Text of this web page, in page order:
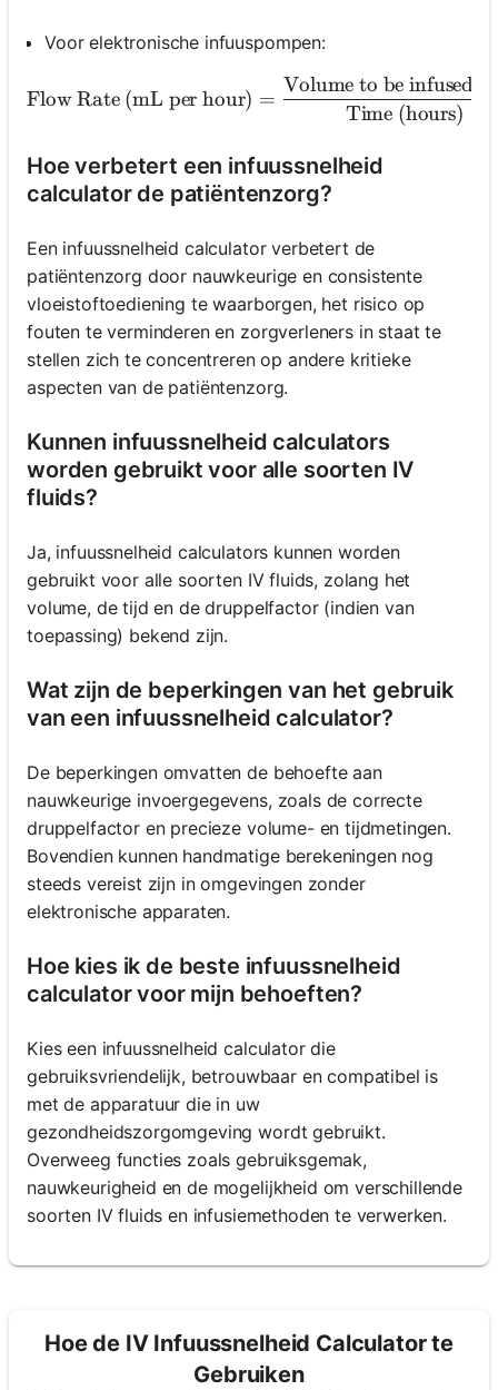
Voor elektronische infuuspompen:
\text{Flow Rate (mL
Flow Rate (mL per hour) =
Time (hours)
Volume to be infused
Hoe verbetert een infuussnelheid
calculator de patiëntenzorg?
Een infuussnelheid calculator verbetert de
patiëntenzorg door nauwkeurige en consistente
vloeistoftoediening te waarborgen, het risico op
fouten te verminderen en zorgverleners in staat te
stellen zich te concentreren op andere kritieke
aspecten van de patiëntenzorg.
Kunnen infuussnelheid calculators
worden gebruikt voor alle soorten IV
fluids?
Ja, infuussnelheid calculators kunnen worden
gebruikt voor alle soorten IV fluids, zolang het
volume, de tijd en de druppelfactor (indien van
toepassing) bekend zijn.
Wat zijn de beperkingen van het gebruik
van een infuussnelheid calculator?
De beperkingen omvatten de behoefte aan
nauwkeurige invoergegevens, zoals de correcte
druppelfactor en precieze volume- en tijdmetingen.
Bovendien kunnen handmatige berekeningen nog
steeds vereist zijn in omgevingen zonder
elektronische apparaten.
Hoe kies ik de beste infuussnelheid
calculator voor mijn behoeften?
Kies een infuussnelheid calculator die
gebruiksvriendelijk, betrouwbaar en compatibel is
met de apparatuur die in uw
gezondheidszorgomgeving wordt gebruikt.
Overweeg functies zoals gebruiksgemak,
nauwkeurigheid en de mogelijkheid om verschillende
soorten IV fluids en infusiemethoden te verwerken.
Hoe de IV Infuussnelheid Calculator te
Gebruiken